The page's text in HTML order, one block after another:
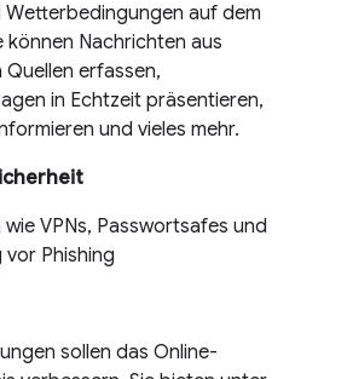
Wetterbedingungen auf dem
können Nachrichten aus
erfassen,
in Echtzeit präsentieren,
und vieles mehr.
VPNs, Passwortsafes und
Phishing
sollen das Online-